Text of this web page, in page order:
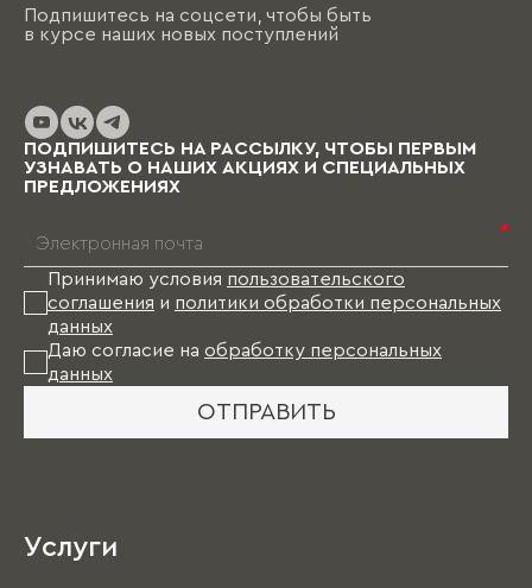
Подпишитесь на соцсети, чтобы быть
в курсе наших новых поступлений
ПОДПИШИТЕСЬ НА РАССЫЛКУ, ЧТОБЫ ПЕРВЫМ
УЗНАВАТЬ О НАШИХ АКЦИЯХ И СПЕЦИАЛЬНЫХ
ПРЕДЛОЖЕНИЯХ
*
Принимаю условия пользовательского
соглашения и политики обработки персональных
данных
Даю согласие на обработку персональных
данных
ОТПРАВИТЬ
Услуги